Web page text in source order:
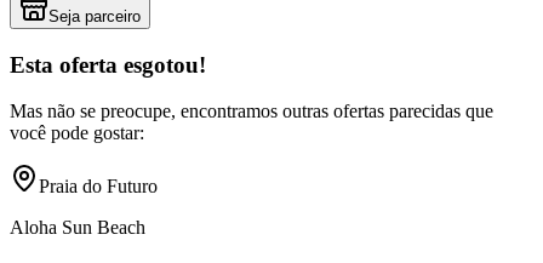
Seja parceiro
Esta oferta esgotou!
Mas não se preocupe, encontramos outras ofertas parecidas que
você pode gostar:
Praia do Futuro
Aloha Sun Beach